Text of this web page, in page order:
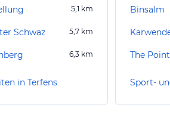
5,1 km
Schwaz 5,7 km
6,3 km
in Terfens
Binsalm
The
Sport-